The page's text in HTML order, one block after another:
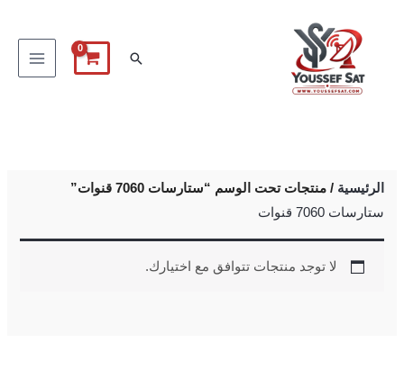
البحث
الرئيسية / منتجات تحت الوسم “ستارسات 7060 قنوات”
ستارسات 7060 قنوات
لا توجد منتجات تتوافق مع اختيارك.